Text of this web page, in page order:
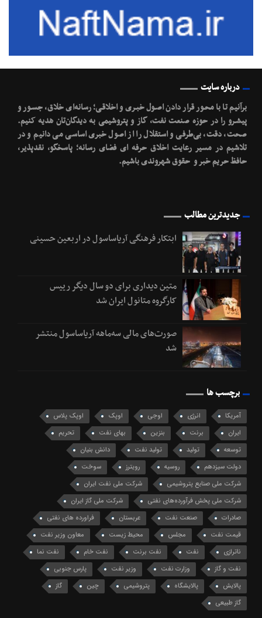
درباره سایت
برآنیم تا با محـور قرار دادن اصـول خبـری و اخلاقـی؛ رسانه‌ای خلاق، جسـور و
پیشـرو را در حوزه صنعت نفت، گاز و پتروشیمی به دیدگان‌تان هدیه کنیم.
صحت، دقت، بی‌طرفی و استقلال را از اصول خبری اساسی می دانیم و در
تلاشیم در مسیر رعایت اخلاق حرفه ای فضای رسانه؛ پاسخگو، نقدپذیر،
حافظ حریم خبر و حقوق شهروندی باشیم.
جدیدترین مطالب
ابتکار فرهنگی آریاساسول در اربعین حسینی
متین دیداری برای دو سال دیگر رییس
کارگروه متانول ایران شد
صورت‌های مالی سه‌ماهه آریاساسول منتشر
شد
برچسب ها
آمریکا انرژی اوجی اوپک
اوپک پلاس
ایران
برنت بنزین بهای نفت
تحریم
توسعه
تولید تولید نفت
دانش بنیان
دولت سیزدهم
روسیه رویترز
سوخت
شرکت ملی صنایع پتروشیمی
شرکت ملی نفت ایران
شرکت ملی پخش فرآورده‌های نفتی
شرکت ملی گاز ایران
صادرات
صنعت نفت عربستان
فراورده های نفتی
قیمت نفت
مجلس محیط زیست
معاون وزیر نفت
ناترازی
نفت نفت برنت نفت خام
نفت نما
نفت و گاز
وزارت نفت وزیر نفت
پارس جنوبی
پالایش
پالایشگاه پتروشیمی چین
گاز
گاز طبیعی